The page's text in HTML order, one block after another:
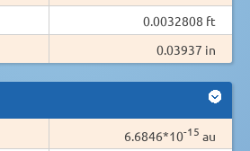
0.0032808 ft
0.03937 in
6.6846*10-15 au